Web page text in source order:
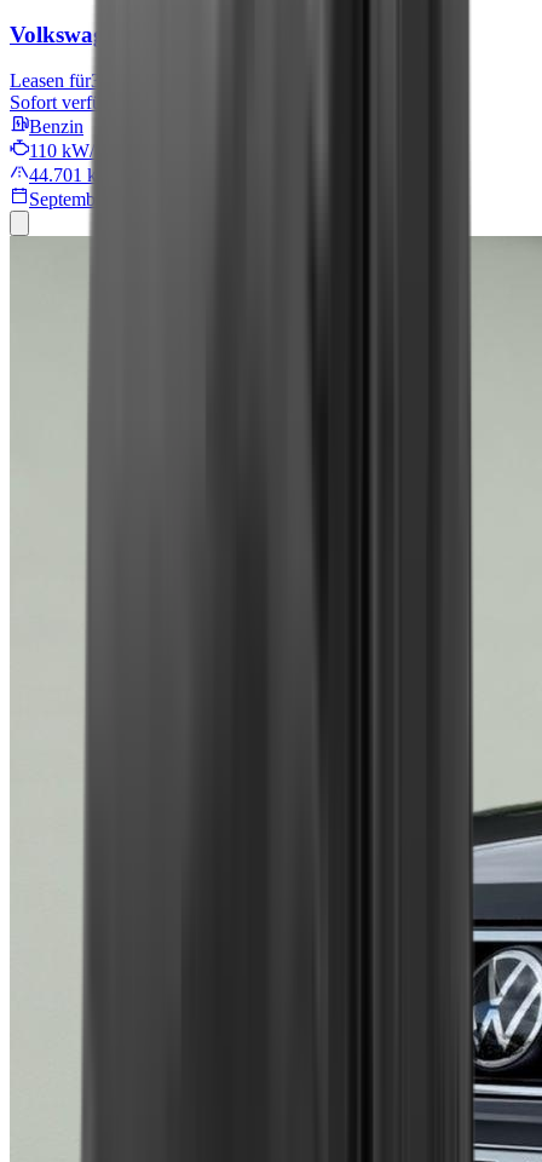
Volkswagen Tiguan
Leasen für301 € mtl.
Sofort verfügbar
Benzin
110 kW/149 PS
44.701 km
September 2024